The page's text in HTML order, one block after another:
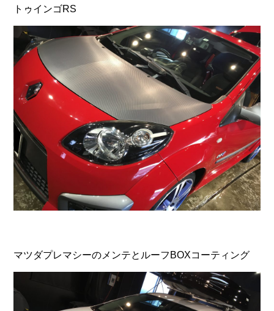
トゥインゴRS
マツダプレマシーのメンテとルーフBOXコーティング